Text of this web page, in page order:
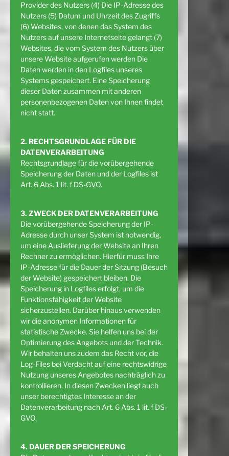
Provider des Nutzers (4) Die IP-Adresse des
Nutzers (5) Datum und Uhrzeit des Zugriffs
(6) Websites, von denen das System des
Nutzers auf unsere Internetseite gelangt (7)
Websites, die vom System des Nutzers über
unsere Website aufgerufen werden Die
Daten werden in den Logfiles unseres
Systems gespeichert. Eine Speicherung
dieser Daten zusammen mit anderen
personenbezogenen Daten von Ihnen findet
nicht statt.
2. RECHTSGRUNDLAGE FÜR DIE
DATENVERARBEITUNG
Rechtsgrundlage für die vorübergehende
Speicherung der Daten und der Logfiles ist
Art. 6 Abs. 1 lit. f DS-GVO.
3. ZWECK DER DATENVERARBEITUNG
Die vorübergehende Speicherung der IP-
Adresse durch unser System ist notwendig,
um eine Auslieferung der Website an Ihren
Rechner zu ermöglichen. Hierfür muss Ihre
IP-Adresse für die Dauer der Sitzung (Besuch
der Website) gespeichert bleiben. Die
Speicherung in Logfiles erfolgt, um die
Funktionsfähigkeit der Website
sicherzustellen. Darüber hinaus verwenden
wir die anonymen Informationen für
statistische Zwecke. Sie helfen uns bei der
Optimierung des Angebots und der Technik.
Wir behalten uns zudem das Recht vor, die
Log-Files bei Verdacht auf eine rechtswidrige
Nutzung unseres Angebotes nachträglich zu
kontrollieren. In diesen Zwecken liegt auch
unser berechtigtes Interesse an der
Datenverarbeitung nach Art. 6 Abs. 1 lit. f DS-
GVO.
4. DAUER DER SPEICHERUNG